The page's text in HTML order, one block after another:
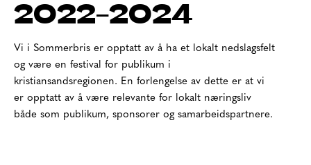
2022-2024
Vi i Sommerbris er opptatt av å ha et lokalt nedslagsfelt
og være en festival for publikum i
kristiansandsregionen. En forlengelse av dette er at vi
er opptatt av å være relevante for lokalt næringsliv
både som publikum, sponsorer og samarbeidspartnere.